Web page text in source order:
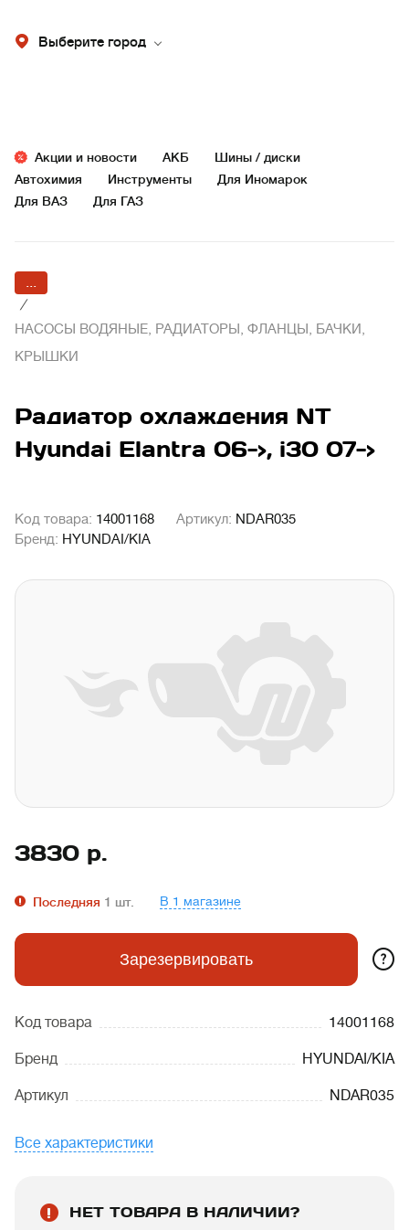
Выберите город
Акции и новости АКБ
Шины / диски
Автохимия
Инструменты
Для Иномарок
Для ВАЗ
Для ГАЗ
...
/
НАСОСЫ ВОДЯНЫЕ, РАДИАТОРЫ, ФЛАНЦЫ, БАЧКИ,
КРЫШКИ
Радиатор охлаждения NT
Hyundai Elantra 06->, i30 07->
Код товара: 14001168 Артикул: NDAR035
Бренд: HYUNDAI/KIA
3830 р.
Последняя 1 шт. В 1 магазине
Зарезервировать ?
Код товара 14001168
Бренд HYUNDAI/KIA
Артикул NDAR035
Все характеристики
НЕТ ТОВАРА В НАЛИЧИИ?